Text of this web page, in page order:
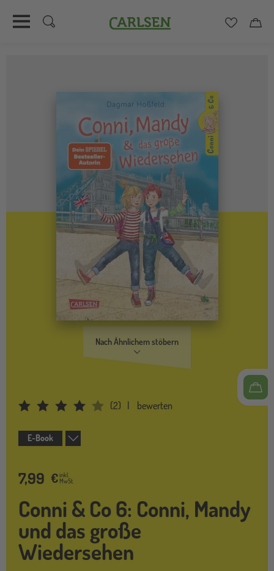
Carlsen
Nach Ähnlichem stöbern
Average Rating: 3.5 (2) bewerten
E-Book
7,99 €inkl.
MwSt.
Conni & Co 6: Conni, Mandy
und das große
Wiedersehen